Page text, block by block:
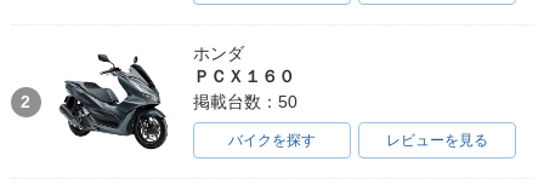
2
ホンダ
ＰＣＸ１６０
掲載台数：50
バイクを探す レビューを見る